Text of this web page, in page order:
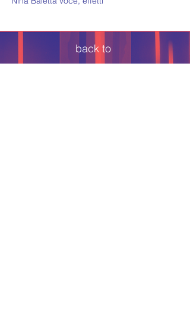
back to